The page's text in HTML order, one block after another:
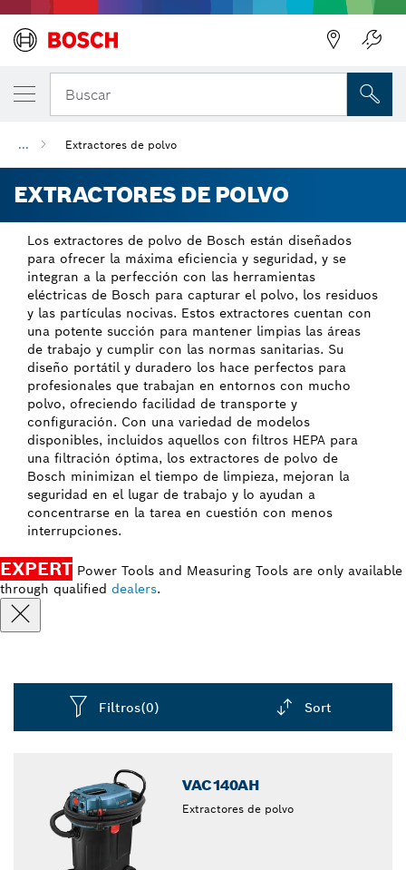
Buscar
... Extractores de polvo
EXTRACTORES DE POLVO
Los extractores de polvo de Bosch están diseñados
para ofrecer la máxima eficiencia y seguridad, y se
integran a la perfección con las herramientas
eléctricas de Bosch para capturar el polvo, los residuos
y las partículas nocivas. Estos extractores cuentan con
una potente succión para mantener limpias las áreas
de trabajo y cumplir con las normas sanitarias. Su
diseño portátil y duradero los hace perfectos para
profesionales que trabajan en entornos con mucho
polvo, ofreciendo facilidad de transporte y
configuración. Con una variedad de modelos
disponibles, incluidos aquellos con filtros HEPA para
una filtración óptima, los extractores de polvo de
Bosch minimizan el tiempo de limpieza, mejoran la
seguridad en el lugar de trabajo y lo ayudan a
concentrarse en la tarea en cuestión con menos
interrupciones.
EXPERT Power Tools and Measuring Tools are only available
through qualified dealers.
Filtros(0) Sort
VAC140AH
Extractores de polvo